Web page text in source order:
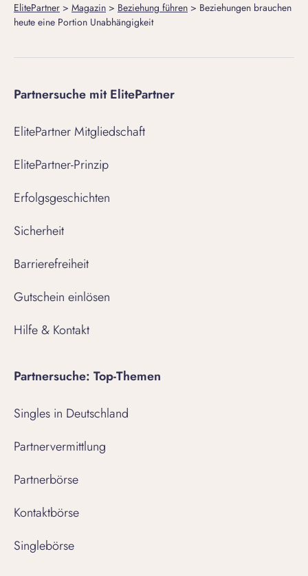
ElitePartner > Magazin > Beziehung führen > Beziehungen brauchen
heute eine Portion Unabhängigkeit
Partnersuche mit ElitePartner
ElitePartner Mitgliedschaft
ElitePartner-Prinzip
Erfolgsgeschichten
Sicherheit
Barrierefreiheit
Gutschein einlösen
Hilfe & Kontakt
Partnersuche: Top-Themen
Singles in Deutschland
Partnervermittlung
Partnerbörse
Kontaktbörse
Singlebörse